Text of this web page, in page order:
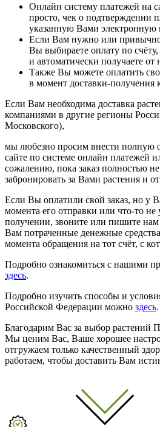
Онлайн систему платежей на
просто, чек о подтверждении
указанную Вами электронную
Если Вам нужно или привычно
Вы выбираете оплату по
и автоматически получаете от
Также Вы можете оплатить
в момент доставки-
Если Вам необходима доставка
компаниями в другие регионы
Московского),
мы любезно просим внести полную
сайте по системе онлайн платежей
сожалению, пока заказ полностью
забронировать за Вами растения и
Если Вы оплатили свой заказ, но у
момента его отправки или что-то не
получении, звоните или пишите
Вам потраченные денежные
момента обращения на тот счёт, с
Подробно ознакомиться с нашими
здесь.
Подробно изучить способы и
Российской Федерации можно здесь.
Благодарим Вас за выбор растений
Мы ценим Вас, Ваше хорошее
отгружаем только качественный
работаем, чтобы доставить Вам